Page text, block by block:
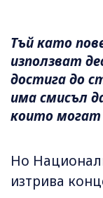
Тъй като
използват
достига до
има смисъл
които могат
Но
изтрива